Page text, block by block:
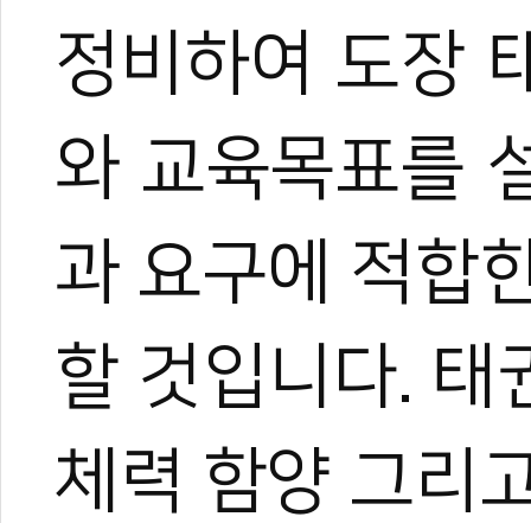
정비하여 도장
와 교육목표를
과 요구에 적합
할 것입니다. 태
체력 함양 그리